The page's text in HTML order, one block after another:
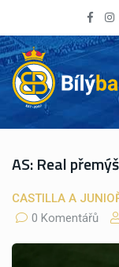
AS: Real
CASTILLA A
0 Komentářů